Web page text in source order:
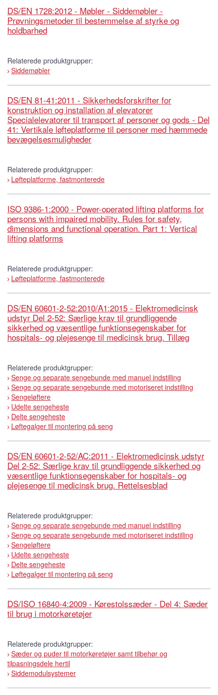
DS/EN 1728:2012 - Møbler - Siddemøbler -
Prøvningsmetoder til bestemmelse af styrke og
holdbarhed
Relaterede produktgrupper:
Siddemøbler
DS/EN 81-41:2011 - Sikkerhedsforskrifter for
konstruktion og installation af elevatorer
Specialelevatorer til transport af personer og gods - Del
41: Vertikale løfteplatforme til personer med hæmmede
bevægelsesmuligheder
Relaterede produktgrupper:
Løfteplatforme, fastmonterede
ISO 9386-1:2000 - Power-operated lifting platforms for
persons with impaired mobility. Rules for safety,
dimensions and functional operation. Part 1: Vertical
lifting platforms
Relaterede produktgrupper:
Løfteplatforme, fastmonterede
DS/EN 60601-2-52:2010/A1:2015 - Elektromedicinsk
udstyr Del 2-52: Særlige krav til grundliggende
sikkerhed og væsentlige funktionsegenskaber for
hospitals- og plejesenge til medicinsk brug. Tillæg
Relaterede produktgrupper:
Senge og separate sengebunde med manuel indstilling
Senge og separate sengebunde med motoriseret indstilling
Sengeløftere
Udelte sengeheste
Delte sengeheste
Løftegalger til montering på seng
DS/EN 60601-2-52/AC:2011 - Elektromedicinsk udstyr
Del 2-52: Særlige krav til grundliggende sikkerhed og
væsentlige funktionsegenskaber for hospitals- og
plejesenge til medicinsk brug. Rettelsesblad
Relaterede produktgrupper:
Senge og separate sengebunde med manuel indstilling
Senge og separate sengebunde med motoriseret indstilling
Sengeløftere
Udelte sengeheste
Delte sengeheste
Løftegalger til montering på seng
DS/ISO 16840-4:2009 - Kørestolssæder - Del 4: Sæder
til brug i motorkøretøjer
Relaterede produktgrupper:
Sæder og puder til motorkøretøjer samt tilbehør og
tilpasningsdele hertil
Siddemodulsystemer